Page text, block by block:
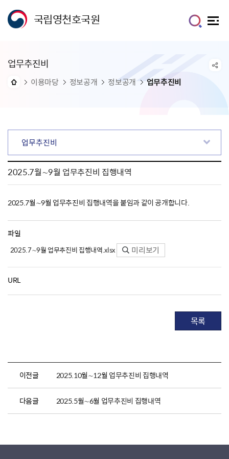
국립영천호국원
업무추진비
이용마당 정보공개 정보공개 업무추진비
업무추진비
2025.7월∼9월 업무추진비 집행내역
2025.7월∼9월 업무추진비 집행내역을 붙임과 같이 공개합니다.
파일
2025.7∼9월 업무추진비 집행내역.xlsx 미리보기
URL
목록
이전글 2025.10월∼12월 업무추진비 집행내역
다음글 2025.5월∼6월 업무추진비 집행내역